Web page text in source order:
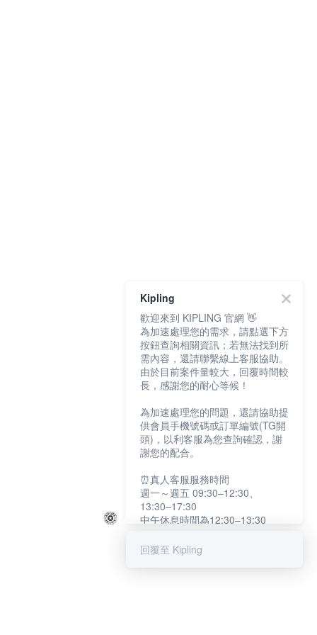
Kipling
歡迎來到 KIPLING 官網 👋
為加速處理您的需求，請點選下方
按鈕查詢相關資訊；若無法找到所
需內容，還請聯繫線上客服協助。
由於目前案件量較大，回覆時間較
長，感謝您的耐心等候！
為加速處理您的問題，還請協助提
供會員手機號碼或訂單編號(TG開
頭)，以利客服為您查詢確認，謝
謝您的配合。
⏰真人客服服務時間
週一～週五 09:30–12:30、
13:30–17:30
中午休息時間為12:30–13:30
提醒您：系統會自動已讀訊息，如
回覆至 Kipling